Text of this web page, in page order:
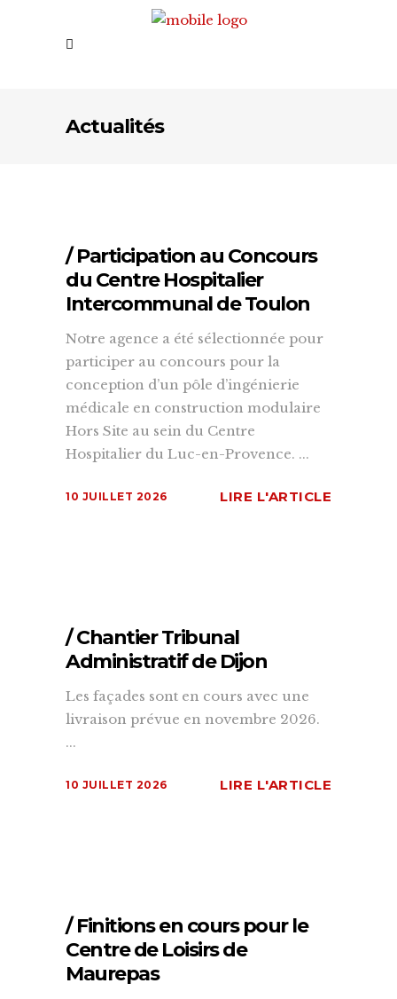
Actualités
/ Participation au Concours
du Centre Hospitalier
Intercommunal de Toulon
Notre agence a été sélectionnée pour
participer au concours pour la
conception d’un pôle d’ingénierie
médicale en construction modulaire
Hors Site au sein du Centre
Hospitalier du Luc-en-Provence. ...
10 JUILLET 2026 LIRE L'ARTICLE
/ Chantier Tribunal
Administratif de Dijon
Les façades sont en cours avec une
livraison prévue en novembre 2026.
...
10 JUILLET 2026 LIRE L'ARTICLE
/ Finitions en cours pour le
Centre de Loisirs de
Maurepas